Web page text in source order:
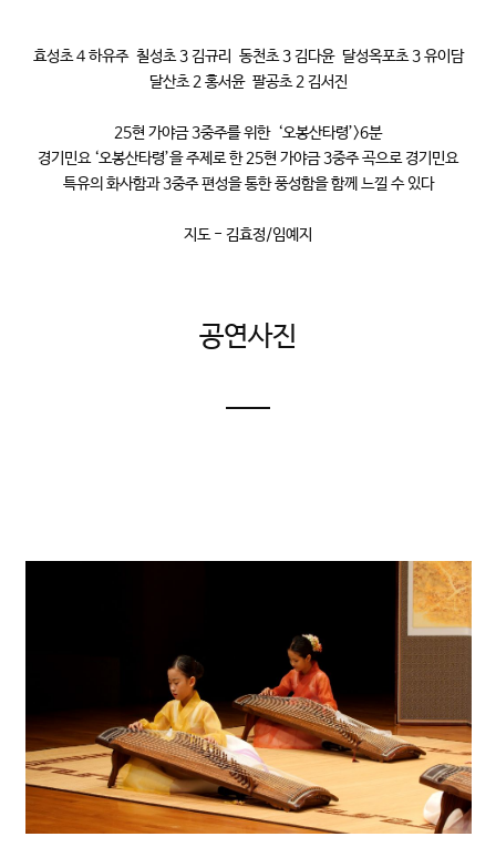
효성초 4 하유주 칠성초 3 김규리 동천초 3 김다윤 달성옥포초 3 유이담
달산초 2 홍서윤 팔공초 2 김서진
25현 가야금 3중주를 위한 ‘오봉산타령’>6분
경기민요 ‘오봉산타령’을 주제로 한 25현 가야금 3중주 곡으로 경기민요
특유의 화사함과 3중주 편성을 통한 풍성함을 함께 느낄 수 있다
지도 - 김효정/임예지
공연사진